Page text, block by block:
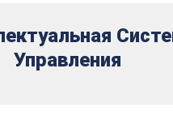
Управления